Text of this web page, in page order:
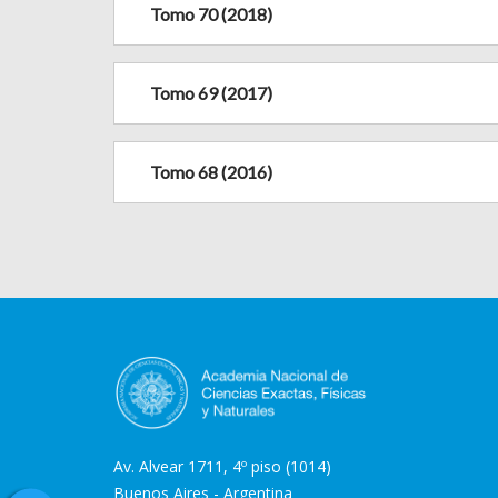
Tomo 70 (2018)
Tomo 69 (2017)
Tomo 68 (2016)
Av. Alvear 1711, 4º piso (1014)
Buenos Aires - Argentina